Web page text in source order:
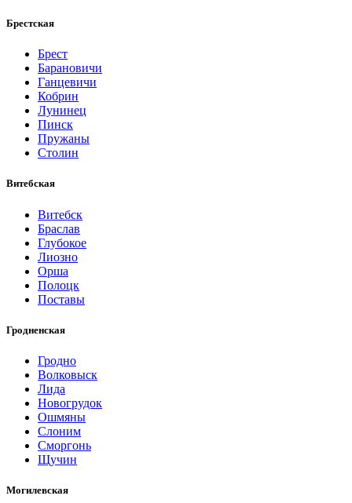
Брестская
Брест
Барановичи
Ганцевичи
Кобрин
Лунинец
Пинск
Пружаны
Столин
Витебская
Витебск
Браслав
Глубокое
Лиозно
Орша
Полоцк
Поставы
Гродненская
Гродно
Волковыск
Лида
Новогрудок
Ошмяны
Слоним
Сморгонь
Щучин
Могилевская